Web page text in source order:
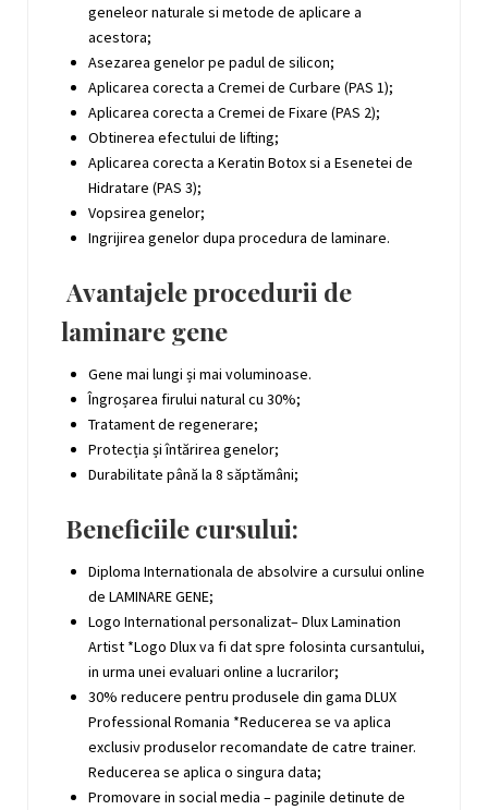
geneleor naturale si metode de aplicare a
acestora;
Asezarea genelor pe padul de silicon;
Aplicarea corecta a Cremei de Curbare (PAS 1);
Aplicarea corecta a Cremei de Fixare (PAS 2);
Obtinerea efectului de lifting;
Aplicarea corecta a Keratin Botox si a Esenetei de
Hidratare (PAS 3);
Vopsirea genelor;
Ingrijirea genelor dupa procedura de laminare.
Avantajele procedurii de
laminare gene
Gene mai lungi și mai voluminoase.
Îngroșarea firului natural cu 30%;
Tratament de regenerare;
Protecția și întărirea genelor;
Durabilitate până la 8 săptămâni;
Beneficiile cursului:
Diploma Internationala de absolvire a cursului online
de LAMINARE GENE;
Logo International personalizat– Dlux Lamination
Artist *Logo Dlux va fi dat spre folosinta cursantului,
in urma unei evaluari online a lucrarilor;
30% reducere pentru produsele din gama DLUX
Professional Romania *Reducerea se va aplica
exclusiv produselor recomandate de catre trainer.
Reducerea se aplica o singura data;
Promovare in social media – paginile detinute de